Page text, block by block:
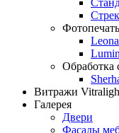
Фотопечать
Обработка
Витражи
Галерея
Двери
Фасады